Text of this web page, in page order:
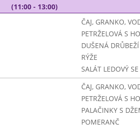
(11:00 - 13:00)
ČAJ, GRANKO,
PETRŽELOVÁ S
DUŠENÁ
RÝŽE
SALÁT LEDOVÝ
ČAJ, GRANKO,
PETRŽELOVÁ S
PALAČINKY S
POMERANČ